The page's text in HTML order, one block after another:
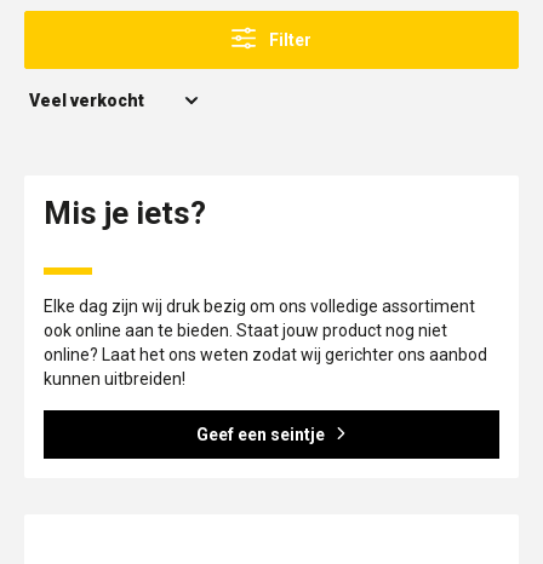
Filter
Mis je iets?
Elke dag zijn wij druk bezig om ons volledige assortiment
ook online aan te bieden. Staat jouw product nog niet
online? Laat het ons weten zodat wij gerichter ons aanbod
kunnen uitbreiden!
Geef een seintje